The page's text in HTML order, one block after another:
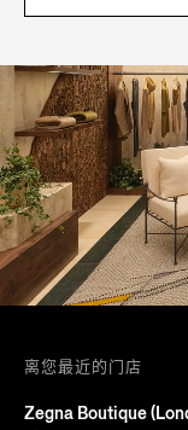
离您最近的门店
Zegna Boutique